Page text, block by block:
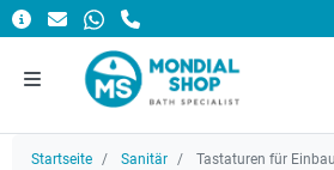
Startseite Sanitär Tastaturen für